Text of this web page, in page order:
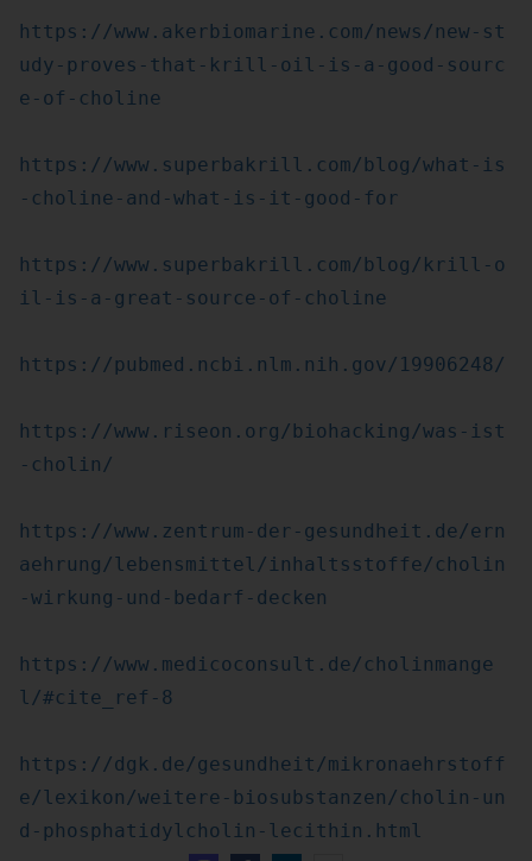
https://www.akerbiomarine.com/news/new-st
udy-proves-that-krill-oil-is-a-good-sourc
e-of-choline
https://www.superbakrill.com/blog/what-is
-choline-and-what-is-it-good-for
https://www.superbakrill.com/blog/krill-o
il-is-a-great-source-of-choline
https://pubmed.ncbi.nlm.nih.gov/19906248/
https://www.riseon.org/biohacking/was-ist
-cholin/
https://www.zentrum-der-gesundheit.de/ern
aehrung/lebensmittel/inhaltsstoffe/cholin
-wirkung-und-bedarf-decken
https://www.medicoconsult.de/cholinmange
l/#cite_ref-8
https://dgk.de/gesundheit/mikronaehrstoff
e/lexikon/weitere-biosubstanzen/cholin-un
d-phosphatidylcholin-lecithin.html